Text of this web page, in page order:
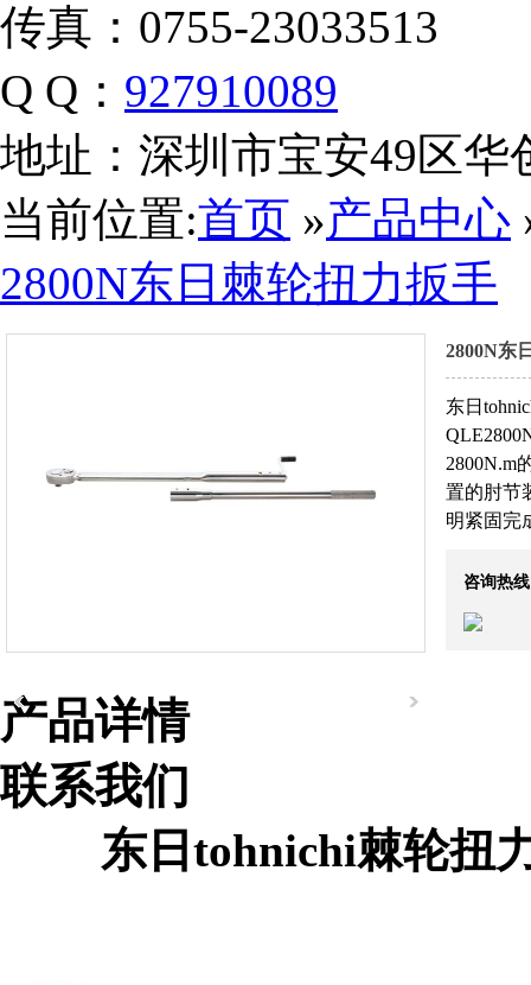
传真： 0755-23033513
Q Q： 927910089
地址： 深圳市宝安49区华
当前位置:首页 »产品中心
2800N东日棘轮扭力扳手
2800N东
东日
2800N.m
置的肘节
明紧固完
咨询热
产品详情
联系我们
东日tohnichi棘轮扭